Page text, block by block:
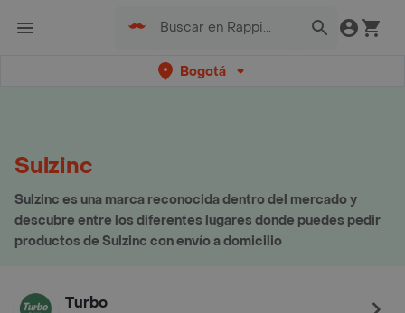
Bogotá
Sulzinc
Sulzinc es una marca reconocida dentro del mercado y
descubre entre los diferentes lugares donde puedes pedir
productos de Sulzinc con envío a domicilio
Turbo